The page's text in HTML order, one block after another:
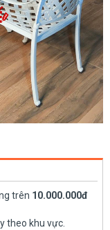
trên 10.000.000đ
theo khu vực.